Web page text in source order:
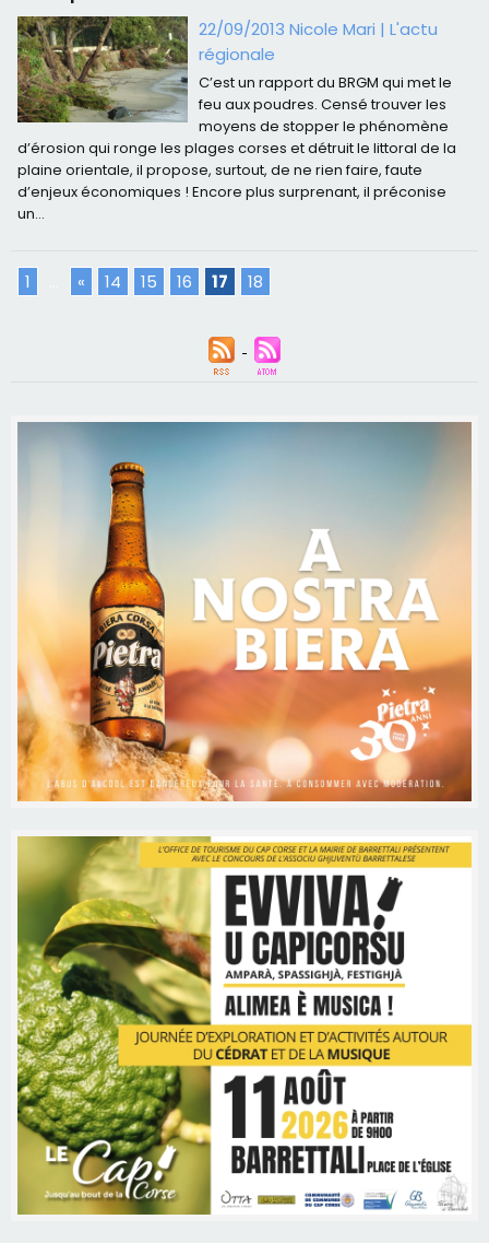
22/09/2013 Nicole Mari |L'actu
régionale
C’est un rapport du BRGM qui met le
feu aux poudres. Censé trouver les
moyens de stopper le phénomène
d’érosion qui ronge les plages corses et détruit le littoral de la
plaine orientale, il propose, surtout, de ne rien faire, faute
d’enjeux économiques ! Encore plus surprenant, il préconise
un...
1 « 14 15 16 17 18